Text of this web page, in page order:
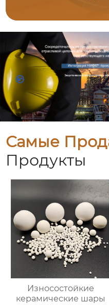
Самые
Продукты
Износостойкие
керамические шары